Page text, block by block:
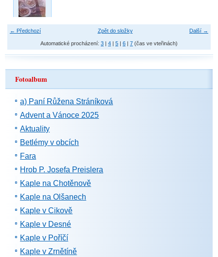
← Předchozí Další →
Zpět do složky
Automatické procházení: 3 | 4 | 5 | 6 | 7 (čas ve vteřinách)
Fotoalbum
a) Paní Růžena Stráníková
Advent a Vánoce 2025
Aktuality
Betlémy v obcích
Fara
Hrob P. Josefa Preislera
Kaple na Chotěnově
Kaple na Olšanech
Kaple v Cikově
Kaple v Desné
Kaple v Poříčí
Kaple v Zrnětíně